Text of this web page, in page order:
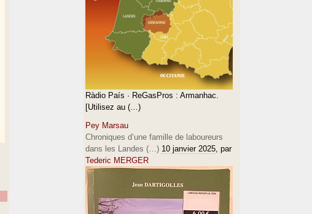
Ràdio País · ReGasPros : Armanhac.
[Utilisez au (…)
Pey Marsau
Chroniques d’une famille de laboureurs
dans les Landes (…) 10 janvier 2025, par
Tederic MERGER